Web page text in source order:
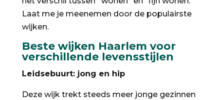
Laat me je meenemen door de populairste
wijken.
Beste wijken Haarlem voor
verschillende levensstijlen
Leidsebuurt: jong en hip
Deze wijk trekt steeds meer jonge gezinnen